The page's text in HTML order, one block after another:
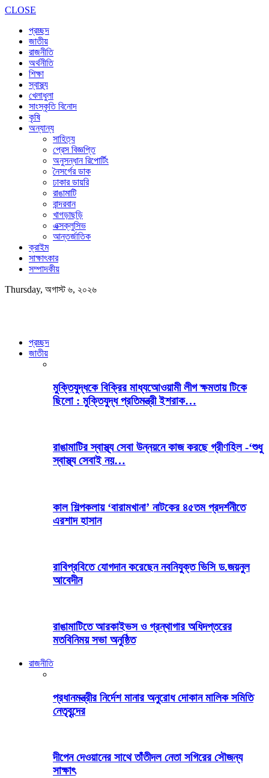
CLOSE
প্রচ্ছদ
জাতীয়
রাজনীতি
অর্থনীতি
শিক্ষা
স্বাস্থ্য
খেলাধুলা
সাংস্কৃতি বিনোদ
কৃষি
অন্যান্য
সাহিত্য
প্রেস বিজ্ঞপ্তি
অনুসন্ধান রিপোর্টিং
নৈসর্গের ডাক
ঢাকার ডায়রি
রাঙামাটি
বান্দরবান
খাগড়াছড়ি
এক্সক্লুসিভ
আন্তর্জাতিক
ক্রাইম
সাক্ষাৎকার
সম্পাদকীয়
Thursday, অগাস্ট ৬, ২০২৬
প্রচ্ছদ
জাতীয়
মুক্তিযুদ্ধকে বিক্রির মাধ্যআেওয়ামী লীগ ক্ষমতায় টিকে
ছিলো : মুক্তিযুদ্ধ প্রতিমন্ত্রী ইশরাক…
রাঙামাটির স্বাস্থ্য সেবা উন্নয়নে কাজ করছে গ্রীণহিল -‘শুধু
স্বাস্থ্য সেবাই নয়…
কাল শিল্পকলায় ‘বারামখানা’ নাটকের ৪৫তম প্রদর্শনীতে
এরশাদ হাসান
রাবিপ্রবিতে যোগদান করেছেন নবনিযুক্ত ভিসি ড.জয়নুল
আবেদীন
রাঙামাটিতে আরকাইভস ও গ্রন্থাগার অধিদপ্তরের
মতবিনিময় সভা অনুষ্ঠিত
রাজনীতি
প্রধানমন্ত্রীর নির্দেশ মানার অনুরোধ দোকান মালিক সমিতি
নেতৃবৃন্দের
দীপেন দেওয়ানের সাথে তাঁতীদল নেতা সগিরের সৌজন্য
সাক্ষাৎ